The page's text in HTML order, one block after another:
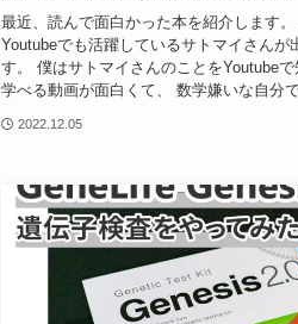
最近、読んで面白かった本を紹介します
Youtubeでも活躍しているサトマイさんが
す。 僕はサトマイさんのことをYoutube
学べる動画が面白くて、 数学嫌いな自分
2022.12.05